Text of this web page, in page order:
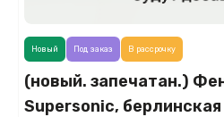
(новый. запечатан.)
Supersonic,
Новый Под заказ В рассрочку